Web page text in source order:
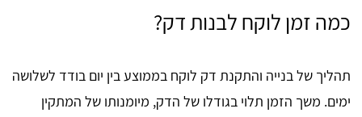
כמה זמן לוקח לבנות דק?
תהליך של בנייה והתקנת דק לוקח בממוצע בין יום בודד לשלושה
ימים. משך הזמן תלוי בגודלו של הדק, מיומנותו של המתקין